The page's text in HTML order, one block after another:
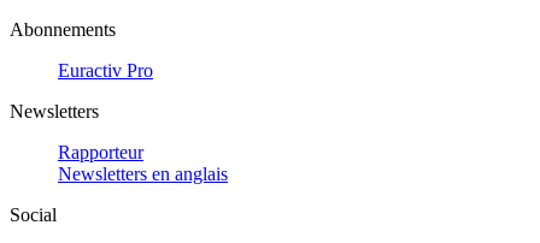
Abonnements
Euractiv Pro
Newsletters
Rapporteur
Newsletters en anglais
Social